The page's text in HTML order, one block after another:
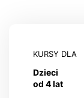
KURSY DLA
Dzieci
od 4 lat